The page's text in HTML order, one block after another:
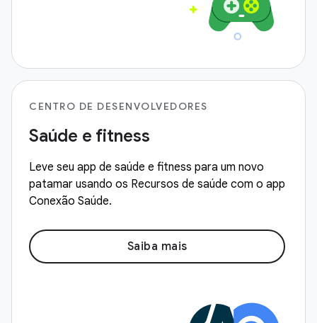
CENTRO DE DESENVOLVEDORES
Saúde e fitness
Leve seu app de saúde e fitness para um novo
patamar usando os Recursos de saúde com o app
Conexão Saúde.
Saiba mais